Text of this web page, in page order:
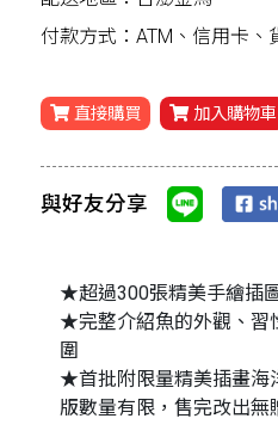
付款方式：ATM、信用卡、
直接購買 加入購物車
與好友分享
★超過300張精美手繪插
★完整介紹魚的外觀、習
圍
★首批附限量精美插畫海
版數量有限，售完改出無